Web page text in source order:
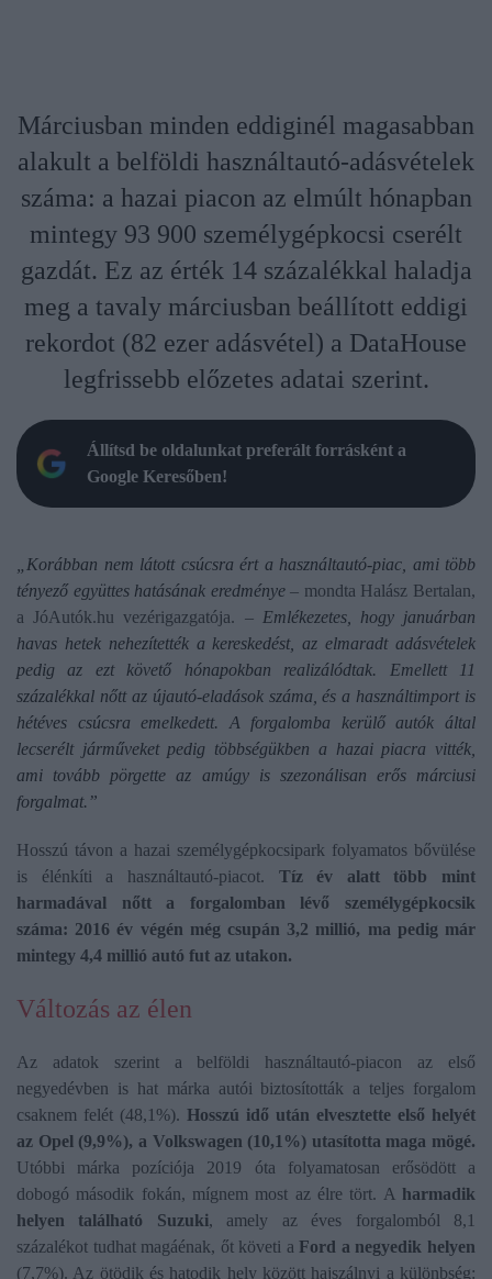
Márciusban minden eddiginél magasabban
alakult a belföldi használtautó-adásvételek
száma: a hazai piacon az elmúlt hónapban
mintegy 93 900 személygépkocsi cserélt
gazdát. Ez az érték 14 százalékkal haladja
meg a tavaly márciusban beállított eddigi
rekordot (82 ezer adásvétel) a DataHouse
legfrissebb előzetes adatai szerint.
Állítsd be oldalunkat preferált forrásként a
Google Keresőben!
„Korábban nem látott csúcsra ért a használtautó-piac, ami több
tényező együttes hatásának eredménye– mondta Halász Bertalan,
a JóAutók.hu vezérigazgatója. – Emlékezetes, hogy januárban
havas hetek nehezítették a kereskedést, az elmaradt adásvételek
pedig az ezt követő hónapokban realizálódtak. Emellett 11
százalékkal nőtt az újautó-eladások száma, és a használtimport is
hétéves csúcsra emelkedett. A forgalomba kerülő autók által
lecserélt járműveket pedig többségükben a hazai piacra vitték,
ami tovább pörgette az amúgy is szezonálisan erős márciusi
forgalmat.”
Hosszú távon a hazai személygépkocsipark folyamatos bővülése
is élénkíti a használtautó-piacot. Tíz év alatt több mint
harmadával nőtt a forgalomban lévő személygépkocsik
száma: 2016 év végén még csupán 3,2 millió, ma pedig már
mintegy 4,4 millió autó fut az utakon.
Változás az élen
Az adatok szerint a belföldi használtautó-piacon az első
negyedévben is hat márka autói biztosították a teljes forgalom
csaknem felét (48,1%). Hosszú idő után elvesztette első helyét
az Opel (9,9%), a Volkswagen (10,1%) utasította maga mögé.
Utóbbi márka pozíciója 2019 óta folyamatosan erősödött a
dobogó második fokán, mígnem most az élre tört. A harmadik
helyen található Suzuki, amely az éves forgalomból 8,1
százalékot tudhat magáénak, őt követi a Ford a negyedik helyen
(7,7%). Az ötödik és hatodik hely között hajszálnyi a különbség: